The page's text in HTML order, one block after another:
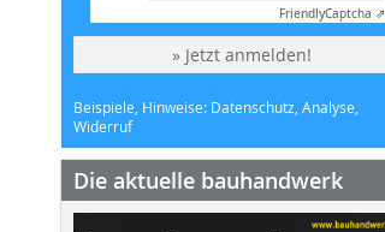
FriendlyCaptcha ⇗
» Jetzt anmelden!
Beispiele, Hinweise: Datenschutz, Analyse,
Widerruf
Die aktuelle bauhandwerk